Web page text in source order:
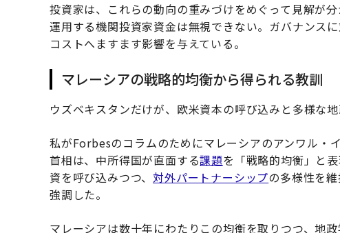
投資家は、これらの動向の重みづけをめぐって見解が
運用する機関投資家資金は無視できない。ガバナンス
コストへますます影響を与えている。
マレーシアの戦略的均衡から得られる教訓
ウズベキスタンだけが、欧米資本の呼び込みと多様な
私がForbesのコラムのためにマレーシアのアンワル・
首相は、中所得国が直面する課題を「戦略的均衡」と
資を呼び込みつつ、対外パートナーシップの多様性を
強調した。
マレーシアは数十年にわたりこの均衡を取りつつ、地